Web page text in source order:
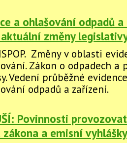
a ohlašování odpadů
aktuální změny
Změny v oblasti
Zákon o odpadech a
Vedení průběžné evidence
odpadů a zařízení.
Povinnosti
zákona a emisní vyhlášky